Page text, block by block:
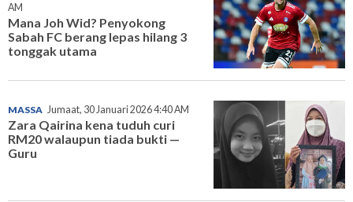
AM
Mana Joh Wid? Penyokong
Sabah FC berang lepas hilang 3
tonggak utama
MASSA Jumaat, 30 Januari 2026 4:40 AM
Zara Qairina kena tuduh curi
RM20 walaupun tiada bukti —
Guru